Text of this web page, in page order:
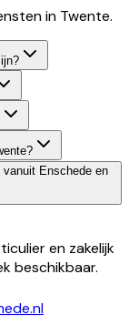
in Twente.
Enschede en
en zakelijk
beschikbaar.